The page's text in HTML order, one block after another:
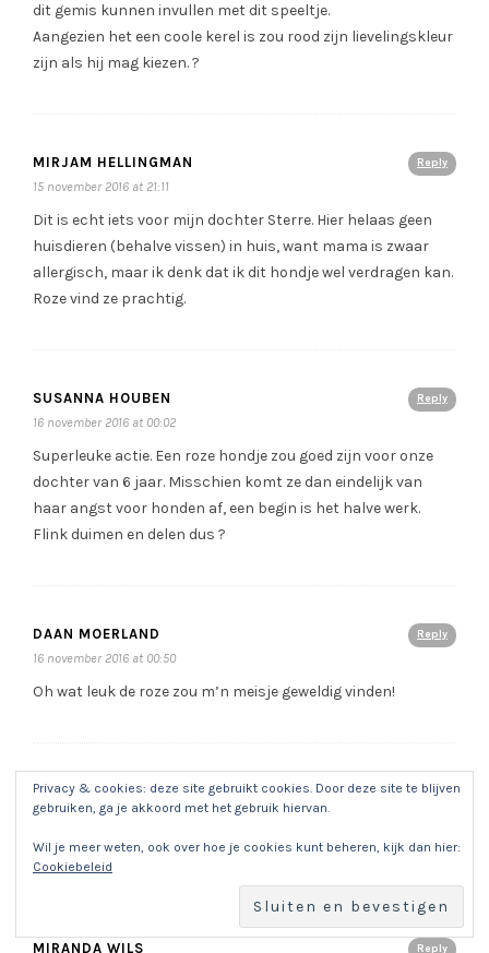
dit gemis kunnen invullen met dit speeltje.
Aangezien het een coole kerel is zou rood zijn lievelingskleur
zijn als hij mag kiezen. ?
Reply
MIRJAM HELLINGMAN
15 november 2016 at 21:11
Dit is echt iets voor mijn dochter Sterre. Hier helaas geen
huisdieren (behalve vissen) in huis, want mama is zwaar
allergisch, maar ik denk dat ik dit hondje wel verdragen kan.
Roze vind ze prachtig.
Reply
SUSANNA HOUBEN
16 november 2016 at 00:02
Superleuke actie. Een roze hondje zou goed zijn voor onze
dochter van 6 jaar. Misschien komt ze dan eindelijk van
haar angst voor honden af, een begin is het halve werk.
Flink duimen en delen dus ?
Reply
DAAN MOERLAND
16 november 2016 at 00:50
Oh wat leuk de roze zou m’n meisje geweldig vinden!
Reply
JOHN
16 november 2016 at 09:16
Wat leuk graag roze voor ons dochtertje jill
Reply
MIRANDA WILS
Privacy & cookies: deze site gebruikt cookies. Door deze site te blijven
gebruiken, ga je akkoord met het gebruik hiervan.
Wil je meer weten, ook over hoe je cookies kunt beheren, kijk dan hier:
Cookiebeleid